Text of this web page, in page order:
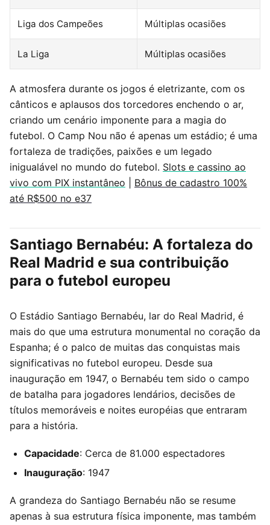
Liga dos Campeões Múltiplas ocasiões
La Liga Múltiplas ocasiões
A atmosfera durante os jogos é eletrizante, com os
cânticos e aplausos dos torcedores enchendo o ar,
criando um cenário imponente para a magia do
futebol. O Camp Nou não é apenas um estádio; é uma
fortaleza de tradições, paixões e um legado
inigualável no mundo do futebol. Slots e cassino ao
vivo com PIX instantâneo
Bônus de cadastro 100%
até R$500 no e37
Santiago Bernabéu: A fortaleza do
Real Madrid e sua contribuição
para o futebol europeu
O Estádio Santiago Bernabéu, lar do Real Madrid, é
mais do que uma estrutura monumental no coração da
Espanha; é o palco de muitas das conquistas mais
significativas no futebol europeu. Desde sua
inauguração em 1947, o Bernabéu tem sido o campo
de batalha para jogadores lendários, decisões de
títulos memoráveis e noites européias que entraram
para a história.
Capacidade: Cerca de 81.000 espectadores
Inauguração: 1947
A grandeza do Santiago Bernabéu não se resume
apenas à sua estrutura física imponente, mas também